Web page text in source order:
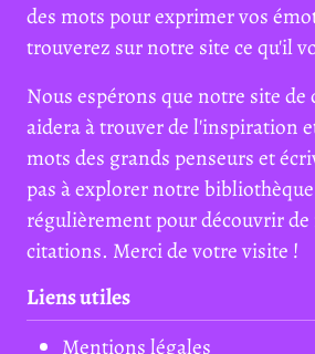
des mots pour exprimer vos
trouverez sur notre site ce qu'il
Nous espérons que notre site
aidera à trouver de l'inspiration
mots des grands penseurs et
pas à explorer notre
régulièrement pour découvrir de
citations. Merci de votre visite !
Liens utiles
Mentions légales